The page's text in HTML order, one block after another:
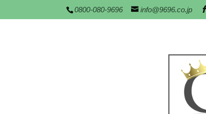
0800-080-9696 info@9696.co.jp